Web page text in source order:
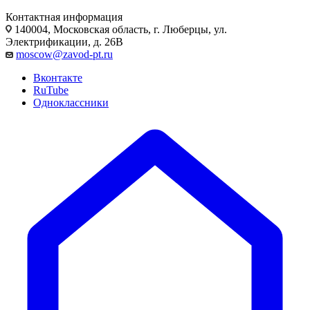
Контактная информация
140004, Московская область, г. Люберцы, ул.
Электрификации, д. 26В
moscow@zavod-pt.ru
Вконтакте
RuTube
Одноклассники